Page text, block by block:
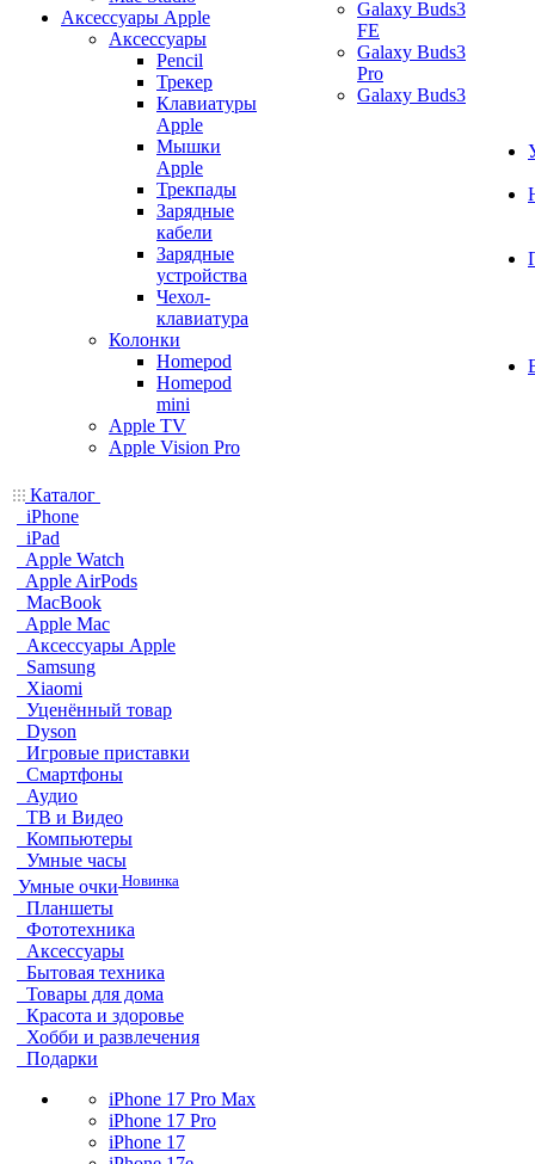
Аксессуары Apple
Аксессуары
Pencil
Трекер
Клавиатуры
Apple
Мышки
Apple
Трекпады
Зарядные
кабели
Зарядные
устройства
Чехол-
клавиатура
Колонки
Homepod
Homepod
mini
Apple TV
Apple Vision Pro
Galaxy Buds3
FE
Galaxy Buds3
Pro
Galaxy Buds3
Каталог
iPhone
iPad
Apple Watch
Apple AirPods
MacBook
Apple Mac
Аксессуары Apple
Samsung
Xiaomi
Уценённый товар
Dyson
Игровые приставки
Смартфоны
Аудио
ТВ и Видео
Компьютеры
Умные часы
Умные очки Новинка
Планшеты
Фототехника
Аксессуары
Бытовая техника
Товары для дома
Красота и здоровье
Хобби и развлечения
Подарки
iPhone 17 Pro Max
iPhone 17 Pro
iPhone 17